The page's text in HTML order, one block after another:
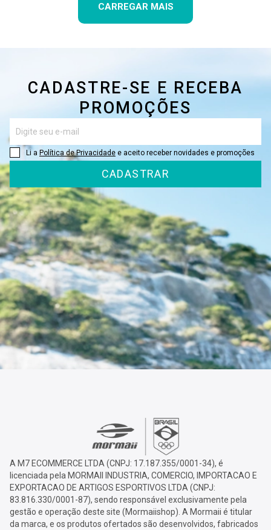
CARREGAR MAIS
CADASTRE-SE E RECEBA
PROMOÇÕES
Li a Política de Privacidade e aceito receber novidades e promoções
CADASTRAR
A M7 ECOMMERCE LTDA (CNPJ: 17.187.355/0001-34), é
licenciada pela MORMAII INDUSTRIA, COMERCIO, IMPORTACAO E
EXPORTACAO DE ARTIGOS ESPORTIVOS LTDA (CNPJ:
83.816.330/0001-87), sendo responsável exclusivamente pela
gestão e operação deste site (Mormaiishop). A Mormaii é titular
da marca, e os produtos ofertados são desenvolvidos, fabricados